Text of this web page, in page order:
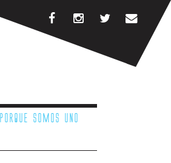
porque somos uno